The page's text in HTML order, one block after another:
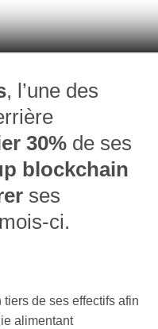
, l’une des
30% de ses
blockchain
ses
ci.
tiers de ses effectifs afin
alimentant